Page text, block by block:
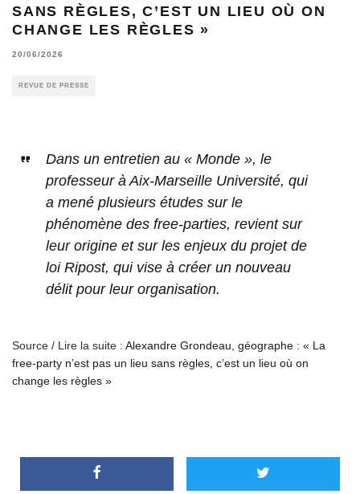
SANS RÈGLES, C’EST UN LIEU OÙ ON
CHANGE LES RÈGLES »
20/06/2026
REVUE DE PRESSE
Dans un entretien au « Monde », le
professeur à Aix-Marseille Université, qui
a mené plusieurs études sur le
phénomène des free-parties, revient sur
leur origine et sur les enjeux du projet de
loi Ripost, qui vise à créer un nouveau
délit pour leur organisation.
Source / Lire la suite : Alexandre Grondeau, géographe : « La
free-party n’est pas un lieu sans règles, c’est un lieu où on
change les règles »